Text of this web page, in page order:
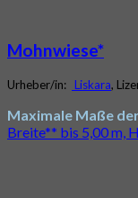
Mohnwiese*
Urheber/in: Liskara,
Maximale Maße
Breite** bis 5,00 m,